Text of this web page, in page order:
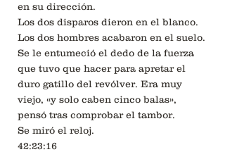
en su dirección.
Los dos disparos dieron en el blanco.
Los dos hombres acabaron en el suelo.
Se le entumeció el dedo de la fuerza
que tuvo que hacer para apretar el
duro gatillo del revólver. Era muy
viejo, «y solo caben cinco balas»,
pensó tras comprobar el tambor.
Se miró el reloj.
42:23:16